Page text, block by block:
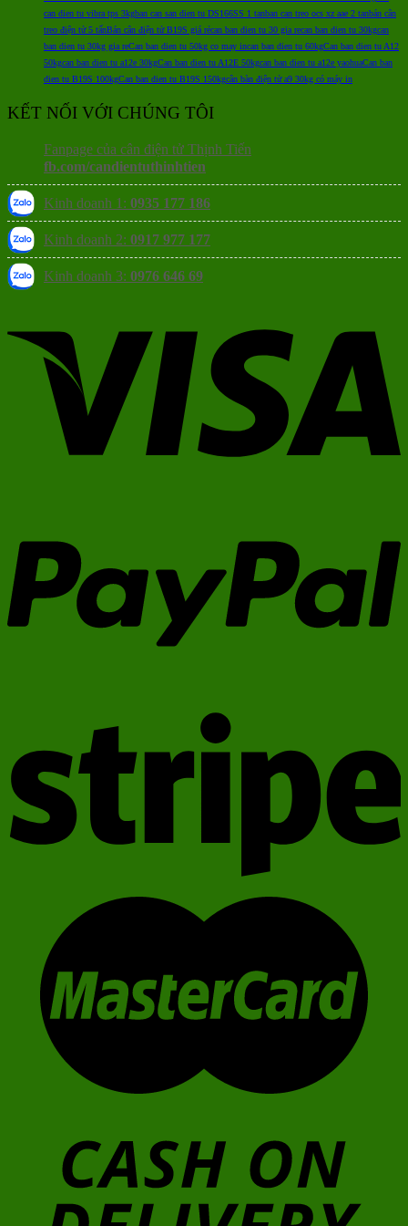
can dien tu vibra tps 3kgban can san dien tu DS166SS 1 tanban can treo ocs xz aae 2 tanbán cân
treo điện tử 5 tấnBán cân điện tử B19S giá rẻcan ban dien tu 30 gia recan ban dien tu 30kgcan
ban dien tu 30kg gia reCan ban dien tu 50kg co may incan ban dien tu 60kgCan ban dien tu A12
50kgcan ban dien tu a12e 30kgCan ban dien tu A12E 50kgcan ban dien tu a12e yaohuaCan ban
dien tu B19S 100kgCan ban dien tu B19S 150kgcân bàn điện tử a9 30kg có máy in
KẾT NỐI VỚI CHÚNG TÔI
Fanpage của cân điện tử Thịnh Tiến
fb.com/candientuthinhtien
Kinh doanh 1: 0935 177 186
Kinh doanh 2: 0917 977 177
Kinh doanh 3: 0976 646 69